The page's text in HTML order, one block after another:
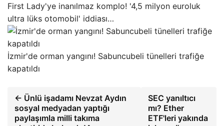
First Lady'ye inanılmaz komplo! '4,5 milyon euroluk
ultra lüks otomobil' iddiası…
İzmir'de orman yangını! Sabuncubeli tünelleri trafiğe
kapatıldı
← Ünlü işadamı Nevzat Aydın
sosyal medyadan yaptığı
paylaşımla milli takıma
SEC yanıltıcı
mı? Ether
ETF'leri yakında